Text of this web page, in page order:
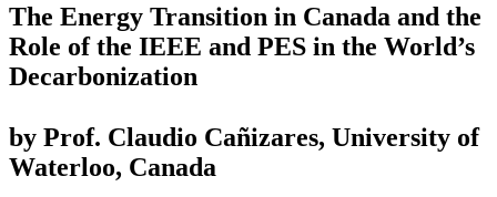
The Energy Transition in Canada and the
Role of the IEEE and PES in the World’s
Decarbonization
by Prof. Claudio Cañizares, University of
Waterloo, Canada